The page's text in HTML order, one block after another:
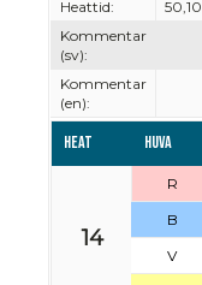
Heattid:
50,10
Kommentar
(sv):
Kommentar
(en):
Heat Huva
14
R
B
V